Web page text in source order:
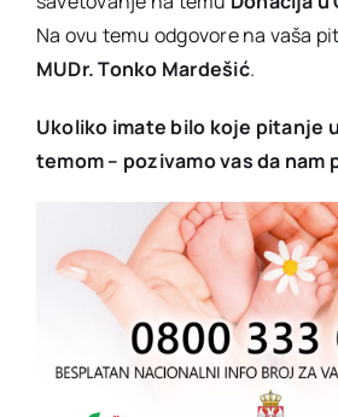
Na ovu temu odgovore na vaša
MUDr. Tonko Mardešić.
Ukoliko imate bilo koje pitanje
temom – pozivamo vas da nam